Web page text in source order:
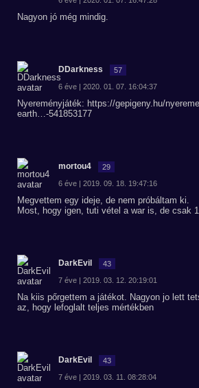
Nagyon jó még mindig.
DDarkness 57
6 éve | 2020. 01. 07. 16:04:37
Nyereményjáték: https://gepigeny.hu/
earth…-541853177
mortou4 29
6 éve | 2019. 09. 18. 19:47:16
Megvettem egy ideje, de nem próbáltam ki.
Most, hogy igen, tuti vétel a war is, de csak
DarkEvil 43
7 éve | 2019. 03. 12. 20:19:01
Na kiis pőrgettem a játékot. Nagyon jo lett
az, hogy lefoglalt teljes mértékben
DarkEvil 43
7 éve | 2019. 03. 11. 08:28:04